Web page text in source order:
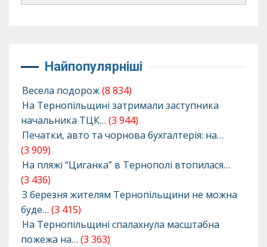
Найпопулярніші
Весела подорож(8 834)
На Тернопільщині затримали заступника
начальника ТЦК… (3 944)
Печатки, авто та чорнова бухгалтерія: на…
(3 909)
На пляжі “Циганка” в Тернополі втопилася…
(3 436)
З березня жителям Тернопільщини не можна
буде… (3 415)
На Тернопільщині спалахнула масштабна
пожежа на… (3 363)